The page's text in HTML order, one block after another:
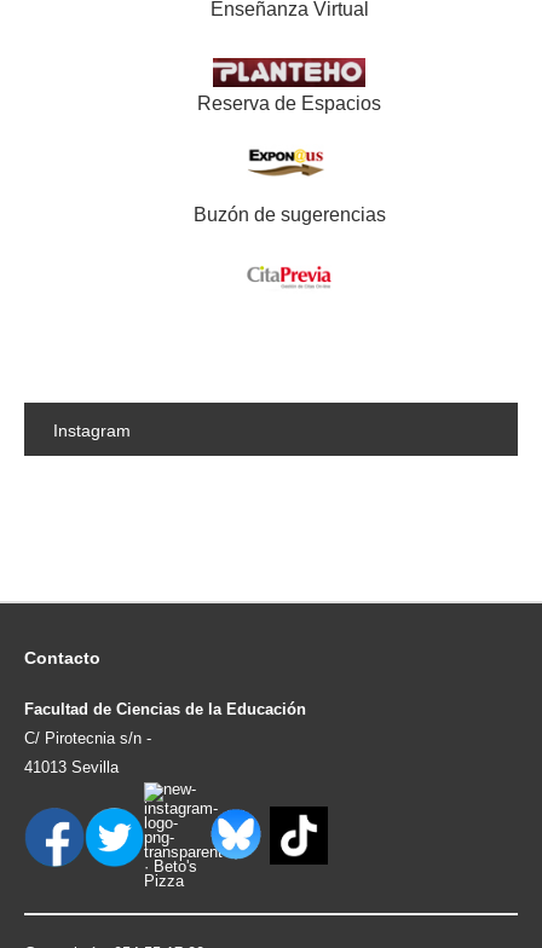
Enseñanza Virtual
Reserva de Espacios
Buzón de sugerencias
Instagram
Contacto
Facultad de Ciencias de la Educación
C/ Pirotecnia s/n -
41013 Sevilla